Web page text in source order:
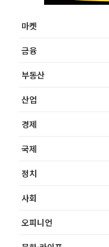
마켓
금융
부동산
산업
경제
국제
정치
사회
오피니언